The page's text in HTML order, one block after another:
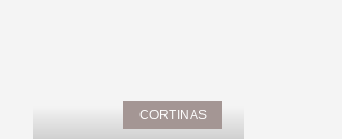
CORTINAS